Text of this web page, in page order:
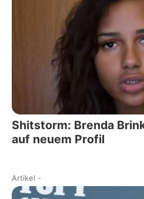
Shitstorm: Brenda
auf neuem Profil
Artikel -